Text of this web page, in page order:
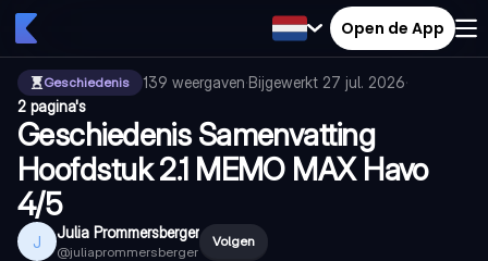
Open de App
Geschiedenis 139 weergaven·Bijgewerkt 27 jul. 2026·
2 pagina's
Geschiedenis Samenvatting
Hoofdstuk 2.1 MEMO MAX Havo
4/5
J Julia Prommersberger
@juliaprommersberger
Volgen